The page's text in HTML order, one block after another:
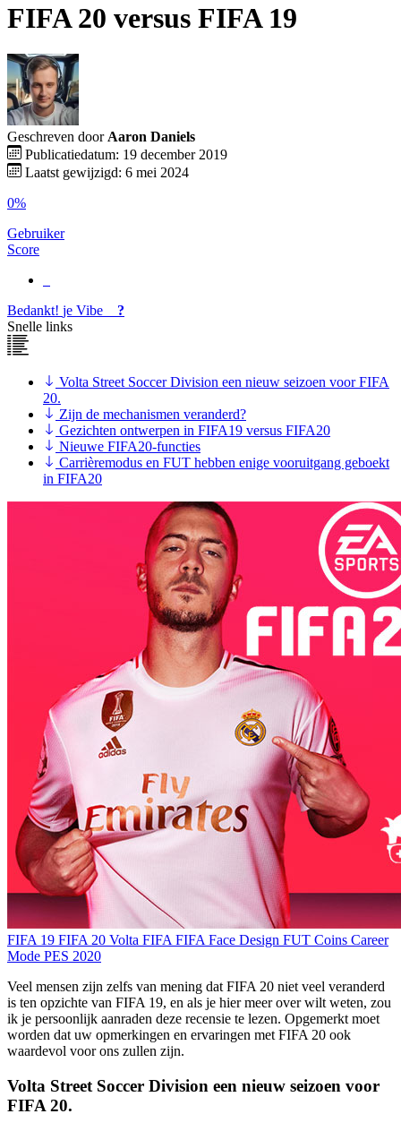
FIFA 20 versus FIFA 19
Geschreven door Aaron Daniels
Publicatiedatum: 19 december 2019
Laatst gewijzigd: 6 mei 2024
0%
Gebruiker
Score
Bedankt! je Vibe
?
Snelle links
Volta Street Soccer Division een nieuw seizoen voor FIFA
20.
Zijn de mechanismen veranderd?
Gezichten ontwerpen in FIFA19 versus FIFA20
Nieuwe FIFA20-functies
Carrièremodus en FUT hebben enige vooruitgang geboekt
in FIFA20
FIFA 19 FIFA 20 Volta FIFA FIFA Face Design FUT Coins Career
Mode PES 2020
Veel mensen zijn zelfs van mening dat FIFA 20 niet veel veranderd
is ten opzichte van FIFA 19, en als je hier meer over wilt weten, zou
ik je persoonlijk aanraden deze recensie te lezen. Opgemerkt moet
worden dat uw opmerkingen en ervaringen met FIFA 20 ook
waardevol voor ons zullen zijn.
Volta Street Soccer Division een nieuw seizoen voor
FIFA 20.